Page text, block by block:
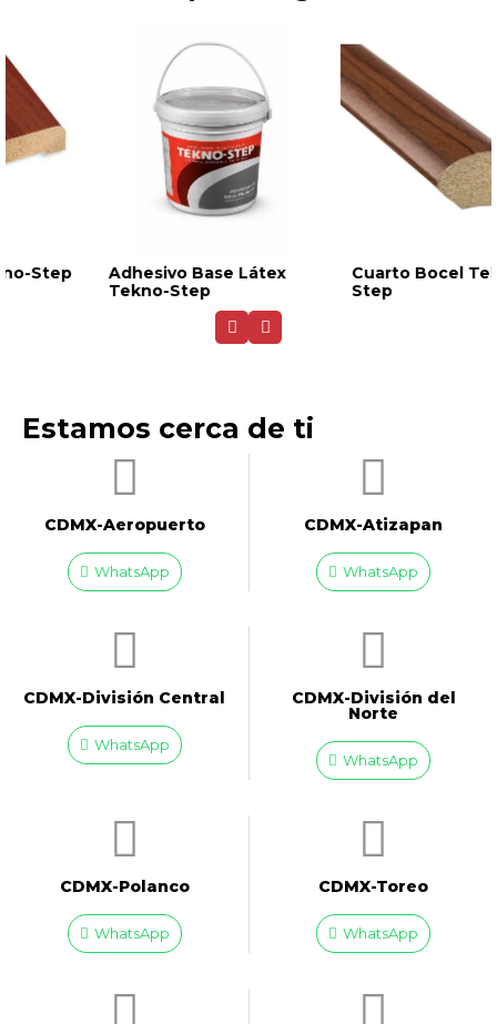
Adhesivo Base Látex
Tekno-Step
Cuarto Bocel Tekno-
Estamos cerca de ti
CDMX-Aeropuerto​
WhatsApp
CDMX-Atizapan
WhatsApp
CDMX-División Central
WhatsApp
CDMX-División del
Norte
WhatsApp
CDMX-Polanco
WhatsApp
CDMX-Toreo
WhatsApp